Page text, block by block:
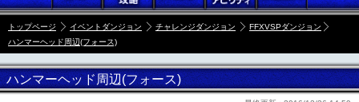
トップページ イベントダンジョン チャレンジダンジョン
FFXVSPダンジョン
ハンマーヘッド周辺(フォース)
ハンマーヘッド周辺(フォース)